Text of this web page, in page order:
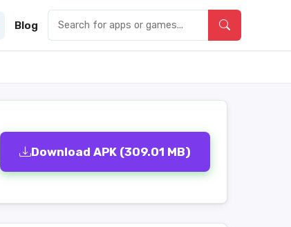
Blog
Download APK (309.01 MB)